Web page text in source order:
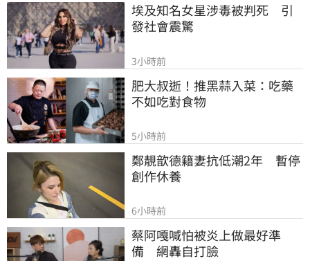
埃及知名女星涉毒被判死　引
發社會震驚
3小時前
肥大叔逝！推黑蒜入菜：吃藥
不如吃對食物
5小時前
鄭靚歆德籍妻抗低潮2年　暫停
創作休養
6小時前
蔡阿嘎喊怕被炎上做最好準
備　網轟自打臉